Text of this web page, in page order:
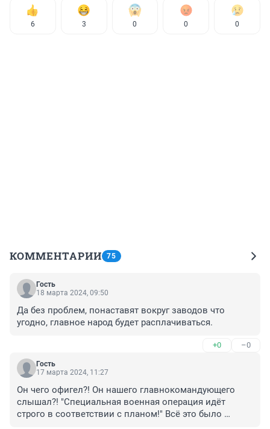
6 3 0 0 0
КОММЕНТАРИИ 75
Гость
18 марта 2024, 09:50
Да без проблем, понаставят вокруг заводов что
угодно, главное народ будет расплачиваться.
+0 –0
Гость
17 марта 2024, 11:27
Он чего офигел?! Он нашего главнокомандующего
слышал?! "Специальная военная операция идёт
строго в соответствии с планом!" Всё это было